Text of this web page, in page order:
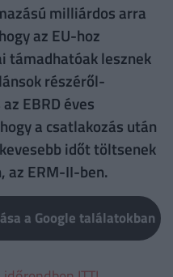
milliárdos arra
az EU-hoz
támadhatóak lesznek
részéről-
EBRD éves
a csatlakozás után
időt töltsenek
az ERM-II-ben.
a Google találatokban